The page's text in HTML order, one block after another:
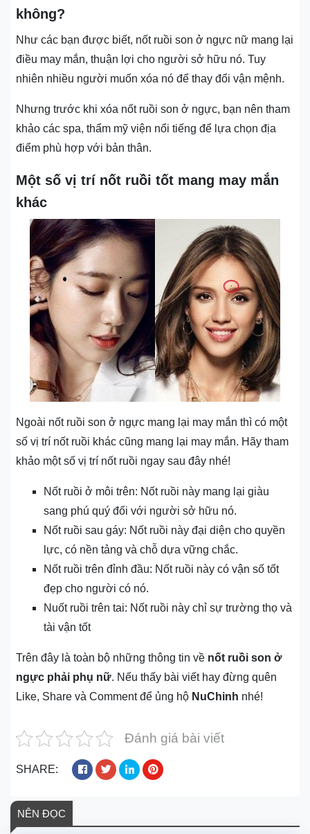
không?
Như các bạn được biết, nốt ruồi son ở ngực nữ mang lại
điều may mắn, thuận lợi cho người sở hữu nó. Tuy
nhiên nhiều người muốn xóa nó để thay đổi vận mệnh.
Nhưng trước khi xóa nốt ruồi son ở ngực, bạn nên tham
khảo các spa, thẩm mỹ viện nổi tiếng để lựa chọn địa
điểm phù hợp với bản thân.
Một số vị trí nốt ruồi tốt mang may mắn
khác
Ngoài nốt ruồi son ở ngực mang lại may mắn thì có một
số vị trí nốt ruồi khác cũng mang lại may mắn. Hãy tham
khảo một số vị trí nốt ruồi ngay sau đây nhé!
Nốt ruồi ở môi trên: Nốt ruồi này mang lại giàu
sang phú quý đối với người sở hữu nó.
Nốt ruồi sau gáy: Nốt ruồi này đại diện cho quyền
lực, có nền tảng và chỗ dựa vững chắc.
Nốt ruồi trên đỉnh đầu: Nốt ruồi này có vận số tốt
đẹp cho người có nó.
Nuốt ruồi trên tai: Nốt ruồi này chỉ sự trường thọ và
tài vận tốt
Trên đây là toàn bộ những thông tin về nốt ruồi son ở
ngực phải phụ nữ. Nếu thấy bài viết hay đừng quên
Like, Share và Comment để ủng hộ NuChinh nhé!
Đánh giá bài viết
SHARE:
NÊN ĐỌC